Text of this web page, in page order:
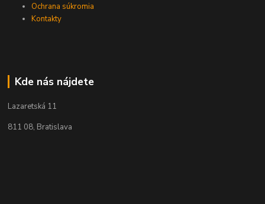
Ochrana súkromia
Kontakty
Kde nás nájdete
Lazaretská 11
811 08, Bratislava